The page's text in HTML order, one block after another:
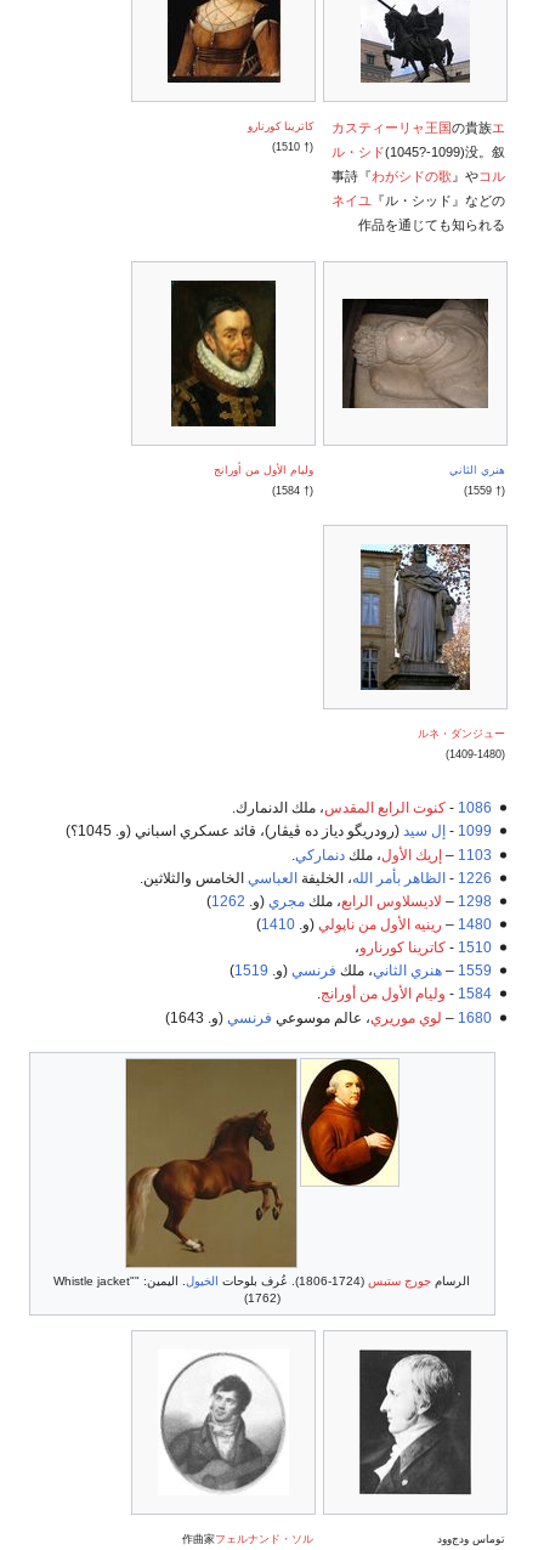
カスティーリャ王国の貴族エ
ル・シド(1045?-1099)没。叙
事詩『わがシドの歌 』やコル
ネイユ
『ル・シッド』などの
作品を通じても知られる
كاترينا كورنارو
(† 1510)
هنري الثاني
(† 1559)
وليام الأول من أورانج
(† 1584)
ルネ・ダンジュー
(1409-1480)
1086
- كنوت الرابع المقدس، ملك الدنمارك.
1099
- إل سيد (رودريگو دياز ده ڤيڤار)، قائد عسكري اسباني (و. 1045؟)
1103
– إريك الأول ، ملك دنماركي
1226
- الظاهر بأمر الله، الخليفة العباسيالخامس والثلاثين.
1298
– لاديسلاوس الرابع، ملك مجري (و. 1262
)
1480
– رينيه الأول من ناپولي(و. 1410
)
1510
- كاترينا كورنارو،
1559
– هنري الثاني، ملك فرنسي(و. 1519
)
1584
- وليام الأول من أورانج
1680
– لوي موريري، عالم موسوعي فرنسي(و. 1643)
الرسام جورج ستبس(1724-1806). عُرف بلوحات الخيول
. اليمين: "Whistle jacket"
(1762)
توماس ودج‌وود
作曲家フェルナンド・ソル